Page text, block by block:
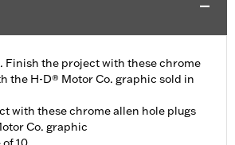
Finish the project with these chrome
the H-D® Motor Co. graphic sold in
with these chrome allen hole plugs
Co. graphic